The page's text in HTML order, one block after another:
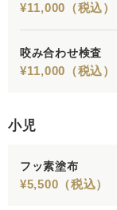
¥11,000（税込）
咬み合わせ検査
¥11,000（税込）
小児
フッ素塗布
¥5,500（税込）